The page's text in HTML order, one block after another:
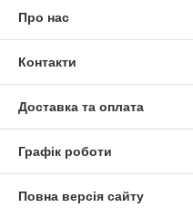
Про нас
Контакти
Доставка та оплата
Графік роботи
Повна версія сайту